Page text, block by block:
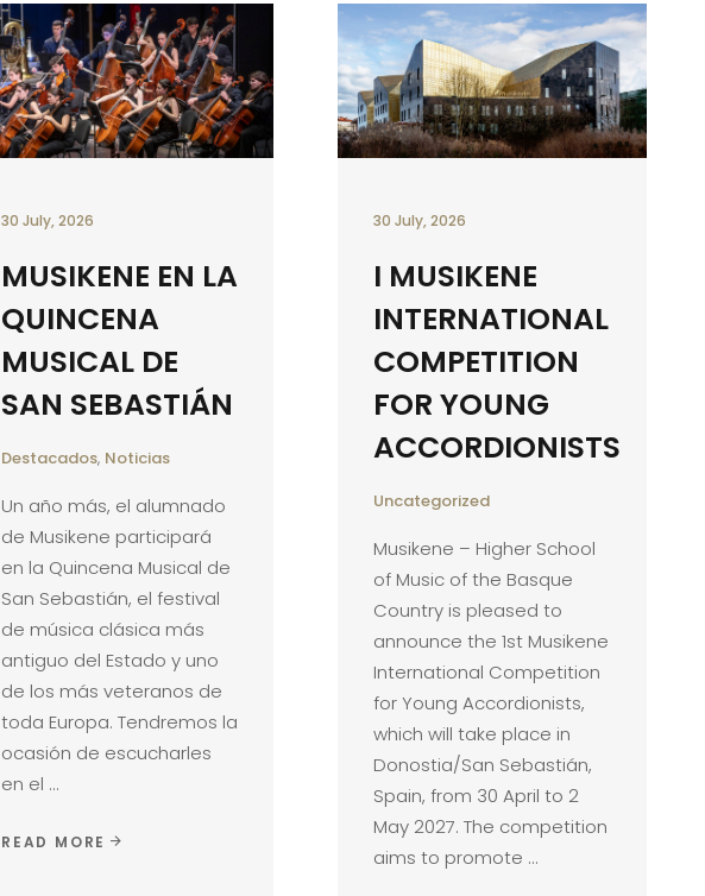
30 July, 2026
MUSIKENE EN LA
QUINCENA
MUSICAL DE
SAN SEBASTIÁN
Destacados, Noticias
Un año más, el alumnado
de Musikene participará
en la Quincena Musical de
San Sebastián, el festival
de música clásica más
antiguo del Estado y uno
de los más veteranos de
toda Europa. Tendremos la
ocasión de escucharles
en el
READ MORE
30 July, 2026
I MUSIKENE
INTERNATIONAL
COMPETITION
FOR YOUNG
ACCORDIONISTS
Uncategorized
Musikene – Higher School
of Music of the Basque
Country is pleased to
announce the 1st Musikene
International Competition
for Young Accordionists,
which will take place in
Donostia/San Sebastián,
Spain, from 30 April to 2
May 2027. The competition
aims to promote